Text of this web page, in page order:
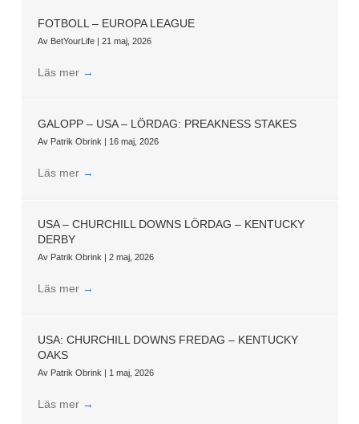
FOTBOLL – EUROPA LEAGUE
Av BetYourLife | 21 maj, 2026
Läs mer →
GALOPP – USA – LÖRDAG: PREAKNESS STAKES
Av Patrik Obrink | 16 maj, 2026
Läs mer →
USA – CHURCHILL DOWNS LÖRDAG – KENTUCKY
DERBY
Av Patrik Obrink | 2 maj, 2026
Läs mer →
USA: CHURCHILL DOWNS FREDAG – KENTUCKY
OAKS
Av Patrik Obrink | 1 maj, 2026
Läs mer →